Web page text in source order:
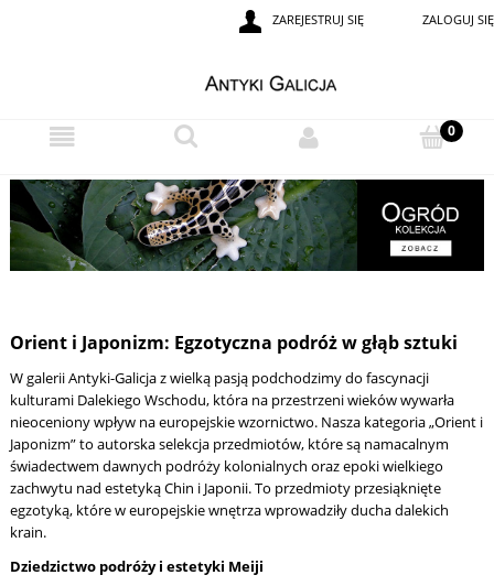
ZAREJESTRUJ SIĘ ZALOGUJ SIĘ
Orient i Japonizm: Egzotyczna podróż w głąb sztuki
W galerii Antyki-Galicja z wielką pasją podchodzimy do fascynacji
kulturami Dalekiego Wschodu, która na przestrzeni wieków wywarła
nieoceniony wpływ na europejskie wzornictwo. Nasza kategoria „Orient i
Japonizm” to autorska selekcja przedmiotów, które są namacalnym
świadectwem dawnych podróży kolonialnych oraz epoki wielkiego
zachwytu nad estetyką Chin i Japonii. To przedmioty przesiąknięte
egzotyką, które w europejskie wnętrza wprowadziły ducha dalekich
krain.
Dziedzictwo podróży i estetyki Meiji